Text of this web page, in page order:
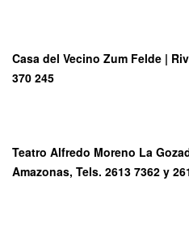
Casa del Vecino Zum Felde |
370 245
Teatro Alfredo Moreno La
Amazonas, Tels. 2613 7362 y